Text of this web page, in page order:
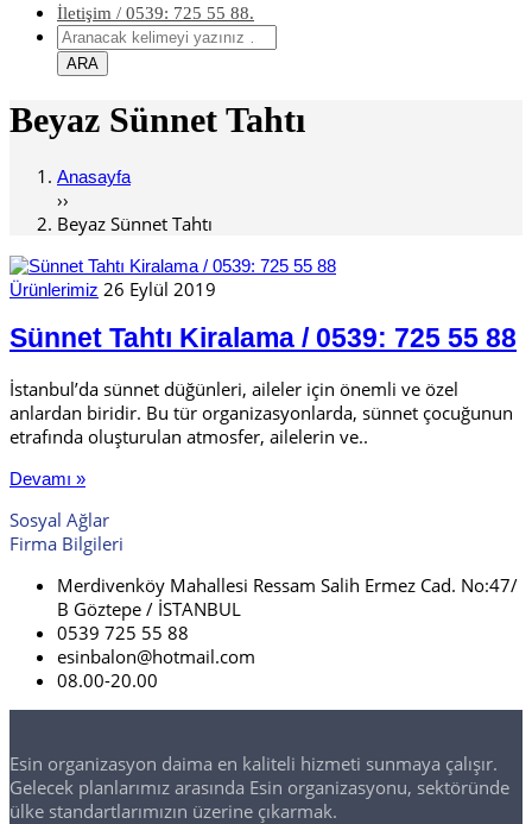
İletişim / 0539: 725 55 88.
Beyaz Sünnet Tahtı
Anasayfa
››
Beyaz Sünnet Tahtı
Ürünlerimiz 26 Eylül 2019
Sünnet Tahtı Kiralama / 0539: 725 55 88
İstanbul’da sünnet düğünleri, aileler için önemli ve özel
anlardan biridir. Bu tür organizasyonlarda, sünnet çocuğunun
etrafında oluşturulan atmosfer, ailelerin ve..
Devamı »
Sosyal Ağlar
Firma Bilgileri
Merdivenköy Mahallesi Ressam Salih Ermez Cad. No:47/
B Göztepe / İSTANBUL
0539 725 55 88
esinbalon@hotmail.com
08.00-20.00
Esin organizasyon daima en kaliteli hizmeti sunmaya çalışır.
Gelecek planlarımız arasında Esin organizasyonu, sektöründe
ülke standartlarımızın üzerine çıkarmak.